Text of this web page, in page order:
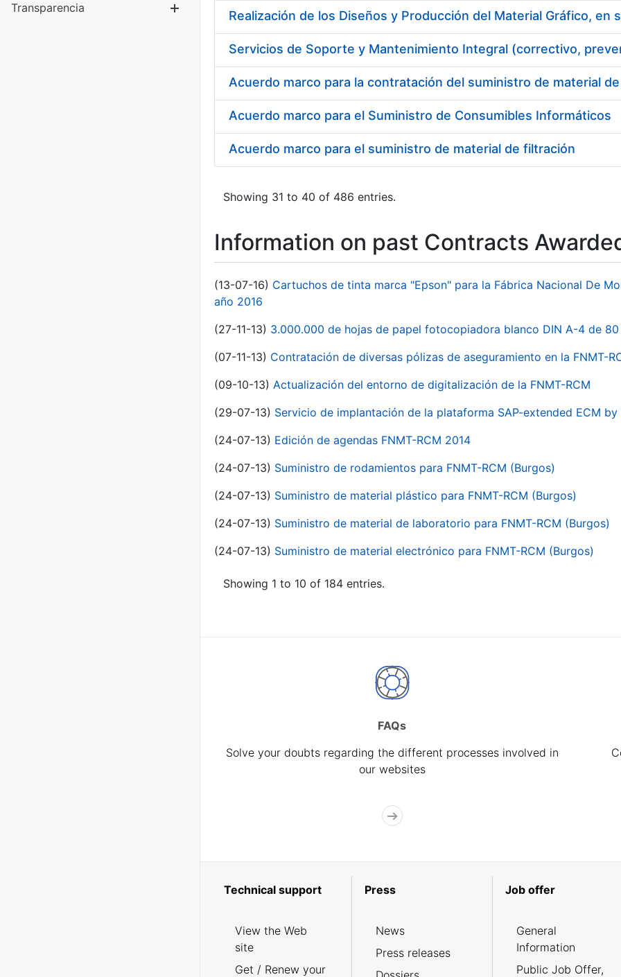
Transparencia Show/Hide
Acuerdo marco para la contratación del suministro de material
Acuerdo marco para el Suministro de Consumibles Informáticos
Acuerdo marco para el suministro de material de filtración
Showing 31 to 40 of 486 entries.
Information on past Contracts
(13-07-16) Cartuchos de tinta marca "Epson" para la Fábrica Nacional De
año 2016
(27-11-13) 3.000.000 de hojas de papel fotocopiadora blanco DIN A-4 de 80
(07-11-13) Contratación de diversas pólizas de aseguramiento en la FNMT-
(09-10-13) Actualización del entorno de digitalización de la FNMT-RCM
(29-07-13) Servicio de implantación de la plataforma SAP-extended ECM by
(24-07-13) Edición de agendas FNMT-RCM 2014
(24-07-13) Suministro de rodamientos para FNMT-RCM (Burgos)
(24-07-13) Suministro de material plástico para FNMT-RCM (Burgos)
(24-07-13) Suministro de material de laboratorio para FNMT-RCM (Burgos)
(24-07-13) Suministro de material electrónico para FNMT-RCM (Burgos)
Showing 1 to 10 of 184 entries.
FAQs
Solve your doubts regarding the different processes involved in
our websites
Technical support
View the Web
site
Get / Renew your
Press
News
Press releases
Job offer
General
Information
Public Job Offer,